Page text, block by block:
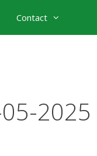
Contact
2025